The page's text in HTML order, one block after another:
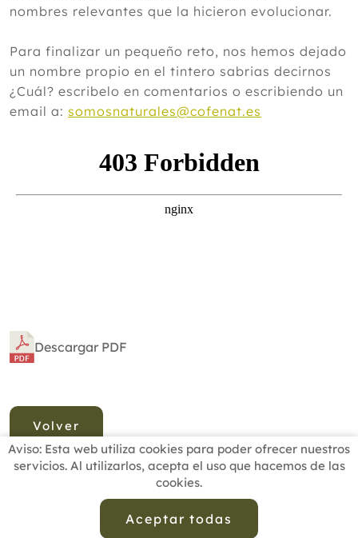
nombres relevantes que la hicieron evolucionar.
Para finalizar un pequeño reto, nos hemos dejado
un nombre propio en el tintero sabrias decirnos
¿Cuál? escribelo en comentarios o escribiendo un
email a: somosnaturales@cofenat.es
Descargar PDF
Volver
Aviso: Esta web utiliza cookies para poder ofrecer nuestros
servicios. Al utilizarlos, acepta el uso que hacemos de las
cookies.
Aceptar todas
BUSCADOR PROFESIONALES
ESCUELAS RECOMENDADAS
CONTACTO